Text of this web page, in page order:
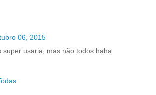
06, 2015
super usaria, mas não todos haha